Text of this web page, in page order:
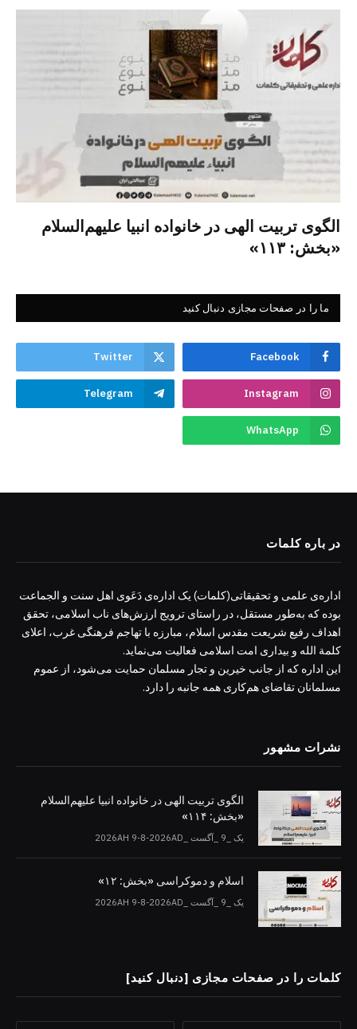
الگوی تربیت الهی در خانواده انبیا‌‌ علیهم‌السلام
«بخش: ۱۱۳»
ما را در صفحات مجازی دنبال کنید
Facebook
Twitter
Instagram
Telegram
WhatsApp
در باره کلمات
اداره‌ی علمی و تحقیقاتی(کلمات) یک اداره‌ی دَعَوی اهل سنت و الجماعت
بوده که به‌طور مستقل، در راستای ترویج ارزش‌های ناب اسلامی، تحقق
اهداف رفیع شریعت مقدس اسلام، مبارزه با تهاجم فرهنگی غرب، اعلای
کلمة الله و بیداری امت اسلامی فعالیت می‌نماید.
این اداره که از جانب خیرین و تجار مسلمان حمایت می‌شود، از عموم
مسلمانان تقاضای هم‌کاری همه جانبه را دارد.
نشرات مشهور
الگوی تربیت الهی در خانواده انبیا‌‌ علیهم‌السلام
«بخش: ۱۱۴»
یک _9 _آگست _2026AH 9-8-2026AD
اسلام و دموکراسی «بخش: ۱۲»
یک _9 _آگست _2026AH 9-8-2026AD
کلمات را در صفحات مجازی [دنبال کنید]